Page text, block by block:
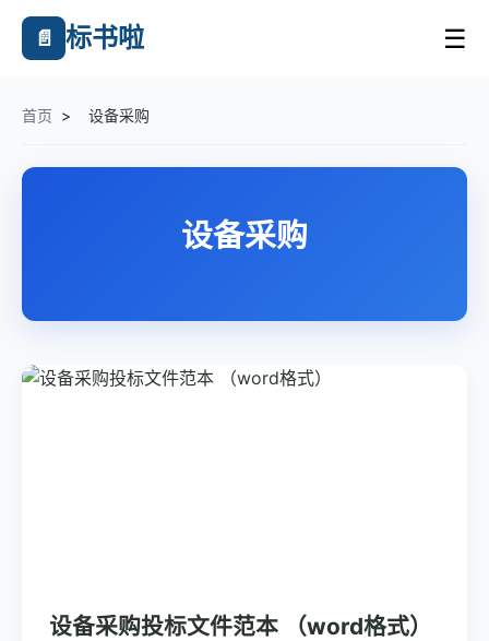
📄 标书啦 ☰
首页 > 设备采购
设备采购
设备采购投标文件范本 （word格式）